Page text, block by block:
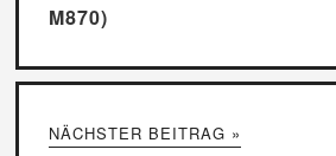
M870)
NÄCHSTER BEITRAG »